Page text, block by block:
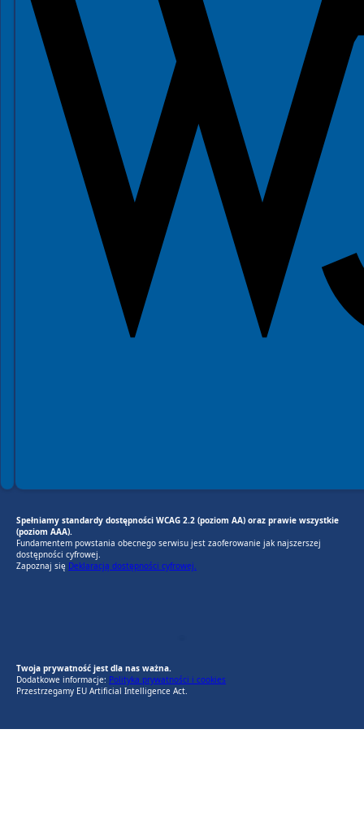
Spełniamy standardy dostępności WCAG 2.2 (poziom AA) oraz prawie wszystkie
(poziom AAA).
Fundamentem powstania obecnego serwisu jest zaoferowanie jak najszerszej
dostępności cyfrowej.
Zapoznaj się Deklaracją dostępności cyfrowej.
Twoja prywatność jest dla nas ważna.
Dodatkowe informacje: Polityka prywatności i cookies
Przestrzegamy EU Artificial Intelligence Act.